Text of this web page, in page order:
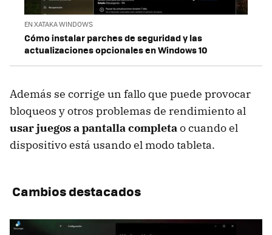
EN XATAKA WINDOWS
Cómo instalar parches de seguridad y las
actualizaciones opcionales en Windows 10
Además se corrige un fallo que puede provocar
bloqueos y otros problemas de rendimiento al
usar juegos a pantalla completao cuando el
dispositivo está usando el modo tableta.
Cambios destacados